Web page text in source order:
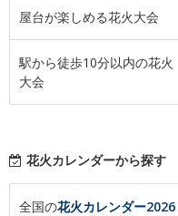
屋台が楽しめる花火大会
駅から徒歩10分以内の花火
大会
花火カレンダーから探す
全国の花火カレンダー2026